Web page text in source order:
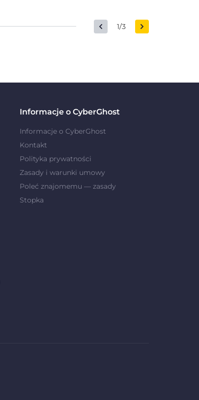
1/3
Informacje o CyberGhost
Informacje o CyberGhost
Kontakt
Polityka prywatności
Zasady i warunki umowy
Poleć znajomemu — zasady
Stopka